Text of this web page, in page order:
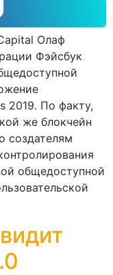
Олаф
Фэйсбук
2019. По факту,
же блокчейн
создателям
общедоступной